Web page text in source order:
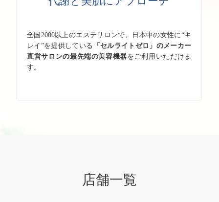
全国2000以上のエステサロンで、日本中の女性に“キ
レイ”を提供している
「セルライトゼロ」のメーカー
直営サロンの最先端の美容機器をご利用いただけま
す。
店舗一覧